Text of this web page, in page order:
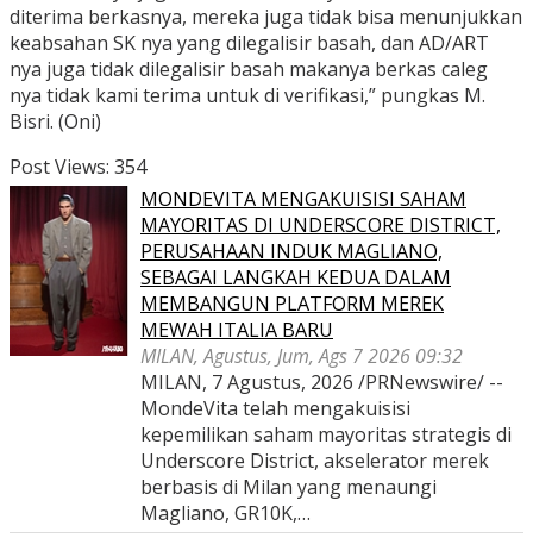
diterima berkasnya, mereka juga tidak bisa menunjukkan
keabsahan SK nya yang dilegalisir basah, dan AD/ART
nya juga tidak dilegalisir basah makanya berkas caleg
nya tidak kami terima untuk di verifikasi,” pungkas M.
Bisri. (Oni)
Post Views: 354
MONDEVITA MENGAKUISISI SAHAM
MAYORITAS DI UNDERSCORE DISTRICT,
PERUSAHAAN INDUK MAGLIANO,
SEBAGAI LANGKAH KEDUA DALAM
MEMBANGUN PLATFORM MEREK
MEWAH ITALIA BARU
MILAN, Agustus, Jum, Ags 7 2026 09:32
MILAN, 7 Agustus, 2026 /PRNewswire/ --
MondeVita telah mengakuisisi
kepemilikan saham mayoritas strategis di
Underscore District, akselerator merek
berbasis di Milan yang menaungi
Magliano, GR10K,…